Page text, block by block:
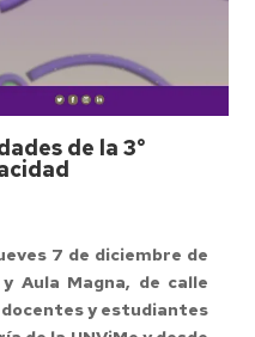
de la 3°
7 de diciembre de
Aula Magna, de calle
y estudiantes